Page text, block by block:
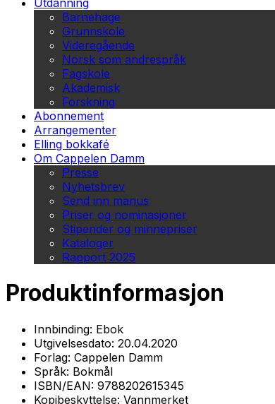
Utdanning
Barnehage
Grunnskole
Videregående
Norsk som andrespråk
Fagskole
Akademisk
Forskning
Abonnement
Arrangementer
Elling bokkafé
Om Cappelen Damm
Presse
Nyhetsbrev
Send inn manus
Priser og nominasjoner
Stipender og minnepriser
Kataloger
Rapport 2025
Produktinformasjon
Innbinding: Ebok
Utgivelsesdato: 20.04.2020
Forlag: Cappelen Damm
Språk: Bokmål
ISBN/EAN: 9788202615345
Kopibeskyttelse: Vannmerket